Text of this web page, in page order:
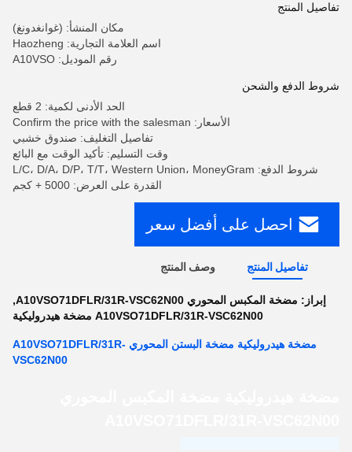
تفاصيل المنتج
مكان المنشأ: (غوانغدونغ)
اسم العلامة التجارية: Haozheng
رقم الموديل: A10VSO
شروط الدفع والشحن
الحد الأدنى لكمية: 2 قطع
الأسعار: Confirm the price with the salesman
تفاصيل التغليف: صندوق خشبي
وقت التسليم: تأكيد الوقت مع البائع
شروط الدفع: L/C، D/A، D/P، T/T، Western Union، MoneyGram
القدرة على العرض: 5000 + كجم
احصل على أفضل سعر
تفاصيل المنتج وصف المنتج
إبراز: مضخة المكبس المحوري A10VSO71DFLR/31R-VSC62N00
,
A10VSO71DFLR/31R-VSC62N00 مضخة هيدروليكية
مضخة هيدروليكية مضخة البستن المحوري A10VSO71DFLR/31R-
VSC62N00